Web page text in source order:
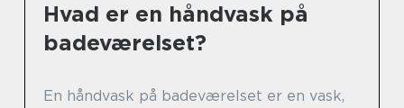
Hvad er en håndvask på
badeværelset?
En håndvask på badeværelset er en vask,